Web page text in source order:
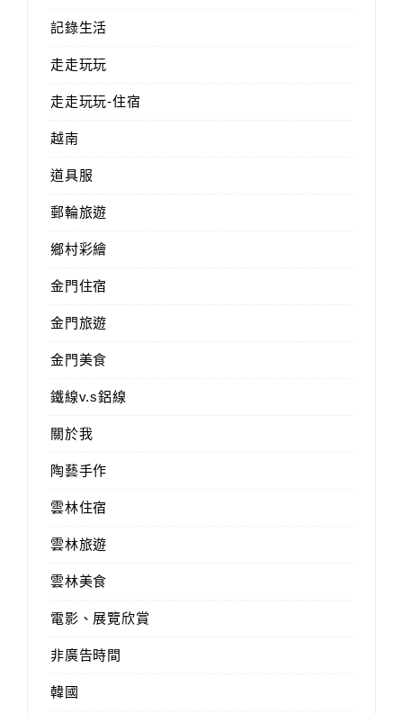
記錄生活
走走玩玩
走走玩玩-住宿
越南
道具服
郵輪旅遊
鄉村彩繪
金門住宿
金門旅遊
金門美食
鐵線v.s鋁線
關於我
陶藝手作
雲林住宿
雲林旅遊
雲林美食
電影、展覽欣賞
非廣告時間
韓國